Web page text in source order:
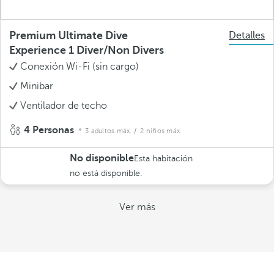
Premium Ultimate Dive
Experience 1 Diver/Non Divers
Detalles
Conexión Wi-Fi (sin cargo)
Minibar
Ventilador de techo
4 Personas 3 adultos máx. / 2 niños máx.
No disponibleEsta habitación
no está disponible.
Ver más